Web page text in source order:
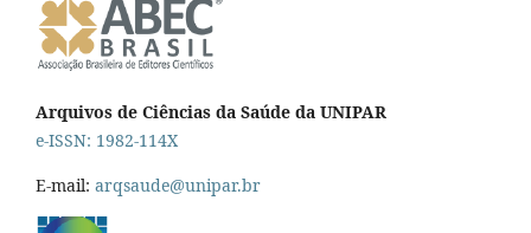
Arquivos de Ciências da Saúde da UNIPAR
e-ISSN: 1982-114X
E-mail: arqsaude@unipar.br